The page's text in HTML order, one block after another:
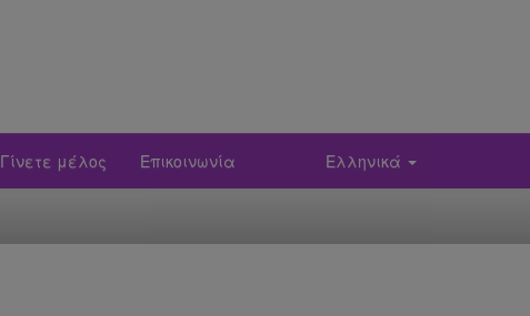
Γίνετε μέλος Επικοινωνία Ελληνικά